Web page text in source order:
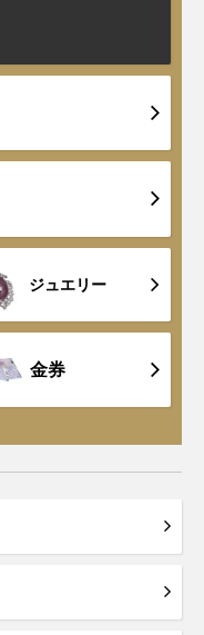
ジュエリー
金券